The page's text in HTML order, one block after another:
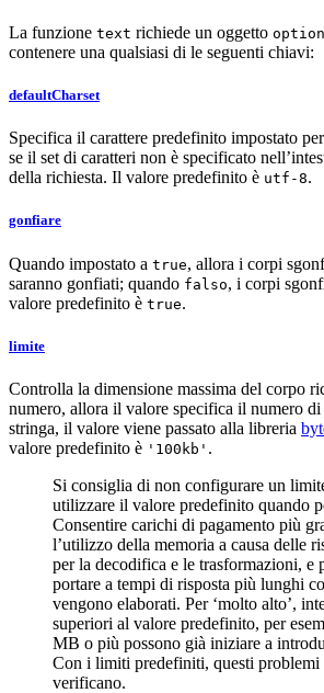
La funzione text richiede un oggetto
contenere una qualsiasi di le seguenti chiavi:
defaultCharset
Specifica il carattere predefinito impostato
se il set di caratteri non è specificato
della richiesta. Il valore predefinito è utf-8.
gonfiare
Quando impostato a true, allora i corpi
saranno gonfiati; quando falso, i corpi
valore predefinito è true.
limite
Controlla la dimensione massima del corpo
numero, allora il valore specifica il numero di
stringa, il valore viene passato alla libreria
valore predefinito è '100kb' .
Si consiglia di non configurare un
utilizzare il valore predefinito quando
Consentire carichi di pagamento più
l’utilizzo della memoria a causa delle
per la decodifica e le trasformazioni, e
portare a tempi di risposta più lunghi
vengono elaborati. Per ‘molto alto’,
superiori al valore predefinito, per
MB o più possono già iniziare a
Con i limiti predefiniti, questi problemi
verificano.